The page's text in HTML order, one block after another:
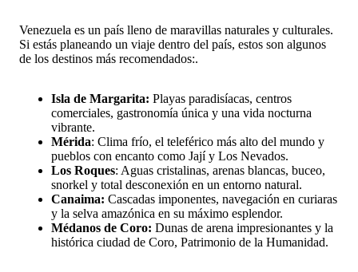
Venezuela es un país lleno de maravillas naturales y culturales.
Si estás planeando un viaje dentro del país, estos son algunos
de los destinos más recomendados:.
Isla de Margarita: Playas paradisíacas, centros
comerciales, gastronomía única y una vida nocturna
vibrante.
Mérida: Clima frío, el teleférico más alto del mundo y
pueblos con encanto como Jají y Los Nevados.
Los Roques: Aguas cristalinas, arenas blancas, buceo,
snorkel y total desconexión en un entorno natural.
Canaima: Cascadas imponentes, navegación en curiaras
y la selva amazónica en su máximo esplendor.
Médanos de Coro: Dunas de arena impresionantes y la
histórica ciudad de Coro, Patrimonio de la Humanidad.